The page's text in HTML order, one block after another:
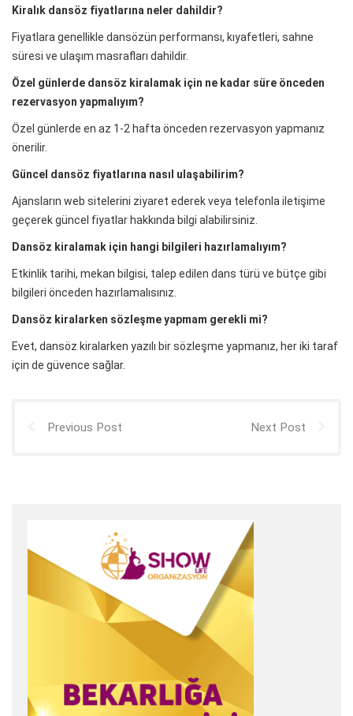
Kiralık dansöz fiyatlarına neler dahildir?
Fiyatlara genellikle dansözün performansı, kıyafetleri, sahne
süresi ve ulaşım masrafları dahildir.
Özel günlerde dansöz kiralamak için ne kadar süre önceden
rezervasyon yapmalıyım?
Özel günlerde en az 1-2 hafta önceden rezervasyon yapmanız
önerilir.
Güncel dansöz fiyatlarına nasıl ulaşabilirim?
Ajansların web sitelerini ziyaret ederek veya telefonla iletişime
geçerek güncel fiyatlar hakkında bilgi alabilirsiniz.
Dansöz kiralamak için hangi bilgileri hazırlamalıyım?
Etkinlik tarihi, mekan bilgisi, talep edilen dans türü ve bütçe gibi
bilgileri önceden hazırlamalısınız.
Dansöz kiralarken sözleşme yapmam gerekli mi?
Evet, dansöz kiralarken yazılı bir sözleşme yapmanız, her iki taraf
için de güvence sağlar.
Previous Post Next Post